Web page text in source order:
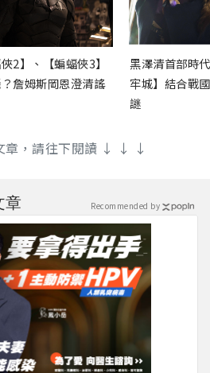
2】、【蝙蝠俠3】
詹姆斯岡恩澄清謠
黑澤清首部時
牢城】結合戰
謎
，請往下閱讀 ↓ ↓ ↓
章 Recommended by